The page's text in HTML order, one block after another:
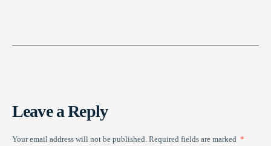
Leave a Reply
Your email address will not be published. Required fields are marked *